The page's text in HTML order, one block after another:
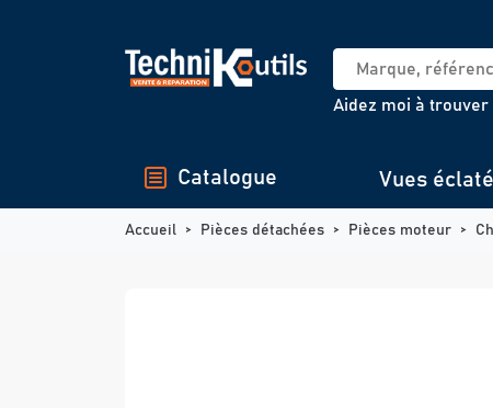
Aidez moi à trouver
Catalogue Vues
Accueil Pièces détachées Pièces moteur